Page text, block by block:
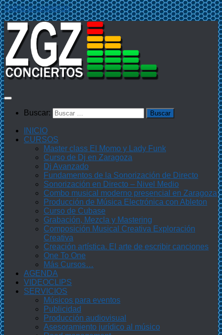
Saltar al contenido
Buscar:
INICIO
CURSOS
Master class El Momo y Lady Funk
Curso de Dj en Zaragoza
Dj Avanzado
Fundamentos de la Sonorización de Directo
Sonorización en Directo – Nivel Medio
Combo musical moderno presencial en Zaragoza
Producción de Música Electrónica con Ableton
Curso de Cubase
Grabación, Mezcla y Mastering
Composición Musical Creativa Exploración
Creativa
Creación artística. El arte de escribir canciones
One To One
Más Cursos…
AGENDA
VIDEOCLIPS
SERVICIOS
Músicos para eventos
Publicidad
Producción audiovisual
Asesoramiento jurídico al músico